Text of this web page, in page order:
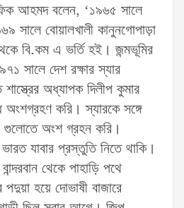
আহমদ বলেন, ‘১৯৬৫ সালে
সালে বোয়ালখালী কানুনগোপাড়া
বি.কম এ ভর্তি হই। জন্মভূমির
সালে দেশ রক্ষার স্যার
অধ্যাপক দিলীপ কুমার
অংশগ্রহণ করি। স্যারকে সঙ্গে
গুলোতে অংশ গ্রহন করি।
যাবার প্রস্তুতি নিতে থাকি।
থেকে পাহাড়ি পথে
হয়ে দোভাষী বাজারে